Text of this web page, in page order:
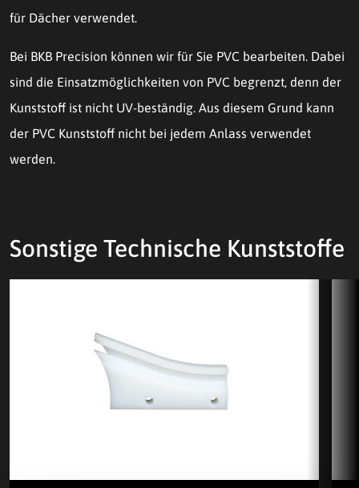
für Dächer verwendet.
Bei BKB Precision können wir für Sie PVC bearbeiten. Dabei
sind die Einsatzmöglichkeiten von PVC begrenzt, denn der
Kunststoff ist nicht UV-beständig. Aus diesem Grund kann
der PVC Kunststoff nicht bei jedem Anlass verwendet
werden.
Sonstige Technische Kunststoffe